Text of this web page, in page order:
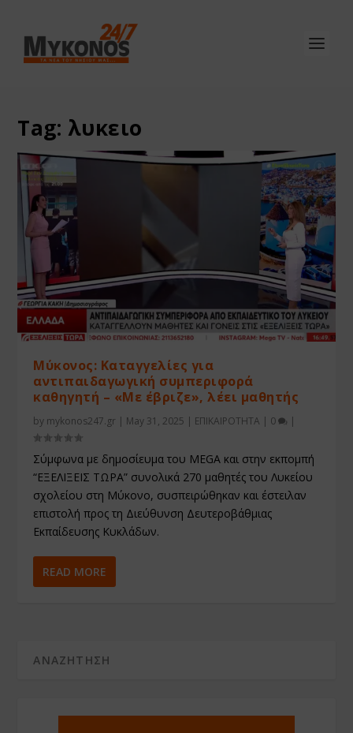
Tag: λυκειο
Μύκονος: Καταγγελίες για
αντιπαιδαγωγική συμπεριφορά
καθηγητή – «Με έβριζε», λέει μαθητής
by mykonos247.gr | May 31, 2025 | ΕΠΙΚΑΙΡΟΤΗΤΑ | 0 |
Σύμφωνα με δημοσίευμα του MEGA και στην εκπομπή
“ΕΞΕΛΙΞΕΙΣ ΤΩΡΑ” συνολικά 270 μαθητές του Λυκείου
σχολείου στη Μύκονο, συσπειρώθηκαν και έστειλαν
επιστολή προς τη Διεύθυνση Δευτεροβάθμιας
Εκπαίδευσης Κυκλάδων.
READ MORE